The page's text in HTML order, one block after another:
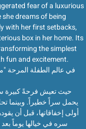
fear of a luxurious
dreams of being
with her first setbacks,
box in her home. Its
the simplest
fun and excitement.
في عالم الطفلة المرحة
حيث تعيش فرحةً كبيرة
يحمل سراً خطيراً. وبينما
أولى إخفاقاتها، قبل أن
سره في خيالها يوماً